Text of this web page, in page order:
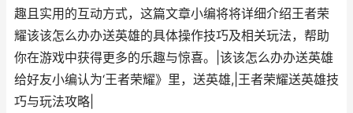
趣且实用的互动方式，这篇文章小编将将详细介绍王者荣
耀该该怎么办办送英雄的具体操作技巧及相关玩法，帮助
你在游戏中获得更多的乐趣与惊喜。|该该怎么办办送英雄
给好友小编认为‘王者荣耀》里，送英雄,|王者荣耀送英雄技
巧与玩法攻略|